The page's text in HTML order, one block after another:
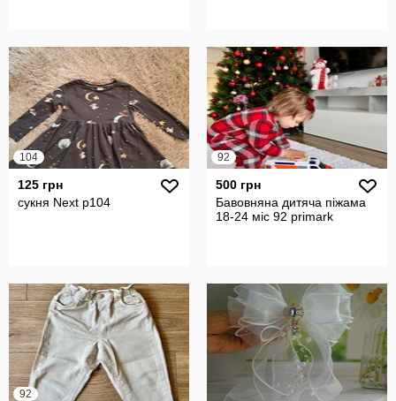
104
125 грн
сукня Next р104
92
500 грн
Бавовняна дитяча піжама
18-24 міс 92 primark
92